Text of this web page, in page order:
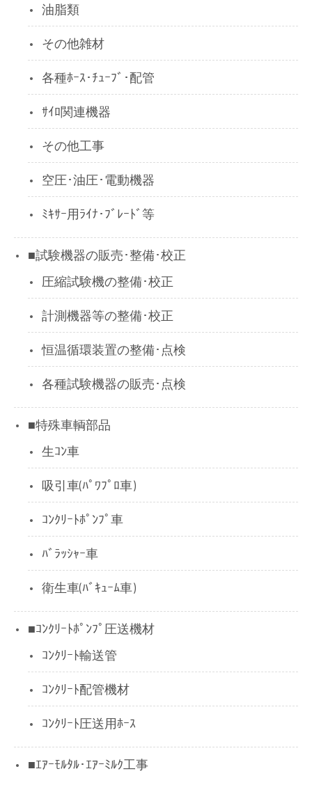
油脂類
その他雑材
各種ﾎｰｽ･ﾁｭｰﾌﾞ･配管
ｻｲﾛ関連機器
その他工事
空圧･油圧･電動機器
ﾐｷｻｰ用ﾗｲﾅ･ﾌﾞﾚｰﾄﾞ等
■試験機器の販売･整備･校正
圧縮試験機の整備･校正
計測機器等の整備･校正
恒温循環装置の整備･点検
各種試験機器の販売･点検
■特殊車輌部品
生ｺﾝ車
吸引車(ﾊﾟﾜﾌﾟﾛ車)
ｺﾝｸﾘｰﾄﾎﾟﾝﾌﾟ車
ﾊﾞﾗｯｼｬｰ車
衛生車(ﾊﾞｷｭｰﾑ車)
■ｺﾝｸﾘｰﾄﾎﾟﾝﾌﾟ圧送機材
ｺﾝｸﾘｰﾄ輸送管
ｺﾝｸﾘｰﾄ配管機材
ｺﾝｸﾘｰﾄ圧送用ﾎｰｽ
■ｴｱｰﾓﾙﾀﾙ･ｴｱｰﾐﾙｸ工事